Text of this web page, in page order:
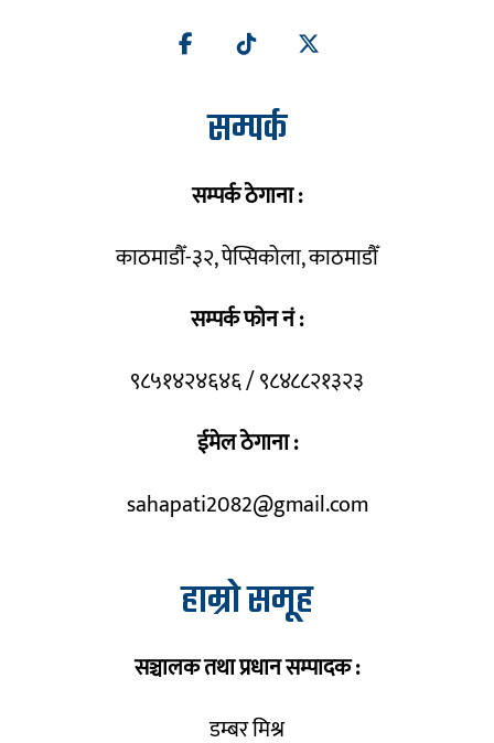
सम्पर्क
सम्पर्क ठेगाना :
काठमाडौँ-३२, पेप्सिकोला, काठमाडौँ
सम्पर्क फोन नं :
९८५१४२४६४६ / ९८४८८२१३२३
ईमेल ठेगाना :
sahapati2082@gmail.com
हाम्रो समूह
सञ्चालक तथा प्रधान सम्पादक :
डम्बर मिश्र